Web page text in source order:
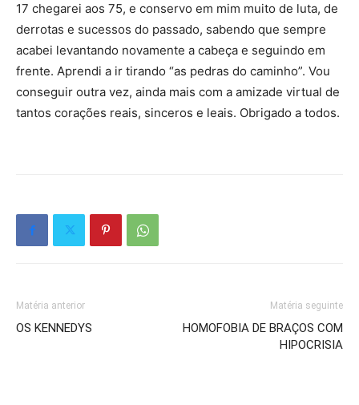
17 chegarei aos 75, e conservo em mim muito de luta, de
derrotas e sucessos do passado, sabendo que sempre
acabei levantando novamente a cabeça e seguindo em
frente. Aprendi a ir tirando “as pedras do caminho”. Vou
conseguir outra vez, ainda mais com a amizade virtual de
tantos corações reais, sinceros e leais. Obrigado a todos.
Matéria anterior
OS KENNEDYS
Matéria seguinte
HOMOFOBIA DE BRAÇOS COM
HIPOCRISIA